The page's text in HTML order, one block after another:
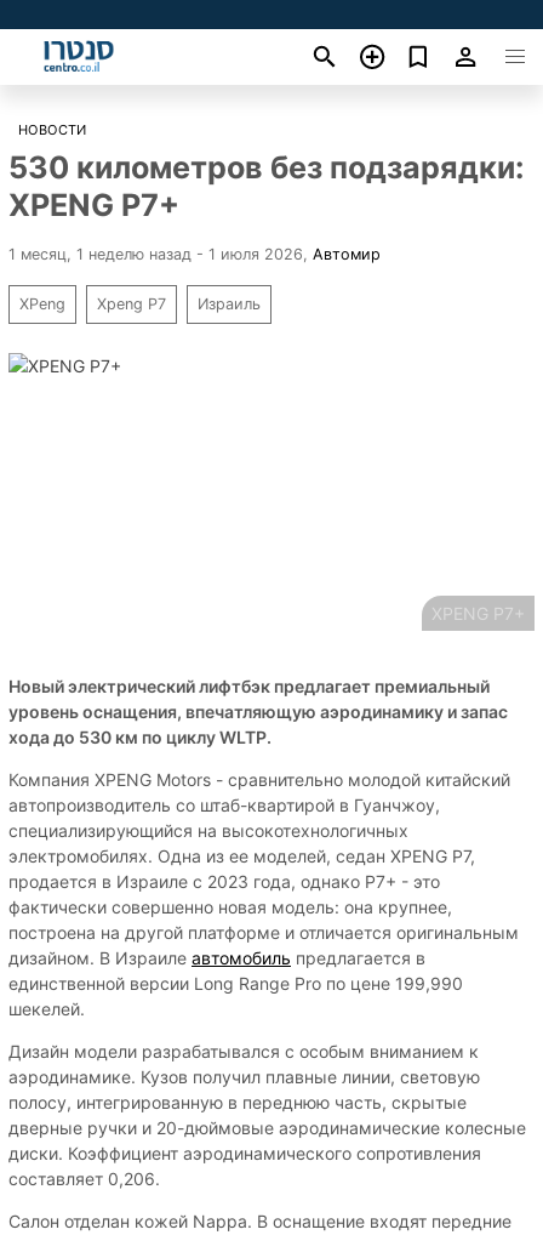
НОВОСТИ
530 километров без подзарядки:
XPENG P7+
1 месяц, 1 неделю назад - 1 июля 2026 Автомир
XPeng Xpeng P7 Израиль
XPENG P7+
Новый электрический лифтбэк предлагает премиальный
уровень оснащения, впечатляющую аэродинамику и запас
хода до 530 км по циклу WLTP.
Компания XPENG Motors - сравнительно молодой китайский
автопроизводитель со штаб-квартирой в Гуанчжоу,
специализирующийся на высокотехнологичных
электромобилях. Одна из ее моделей, седан XPENG P7,
продается в Израиле с 2023 года, однако P7+ - это
фактически совершенно новая модель: она крупнее,
построена на другой платформе и отличается оригинальным
дизайном. В Израиле автомобиль предлагается в
единственной версии Long Range Pro по цене 199,990
шекелей.
Дизайн модели разрабатывался с особым вниманием к
аэродинамике. Кузов получил плавные линии, световую
полосу, интегрированную в переднюю часть, скрытые
дверные ручки и 20-дюймовые аэродинамические колесные
диски. Коэффициент аэродинамического сопротивления
составляет 0,206.
Салон отделан кожей Nappa. В оснащение входят передние